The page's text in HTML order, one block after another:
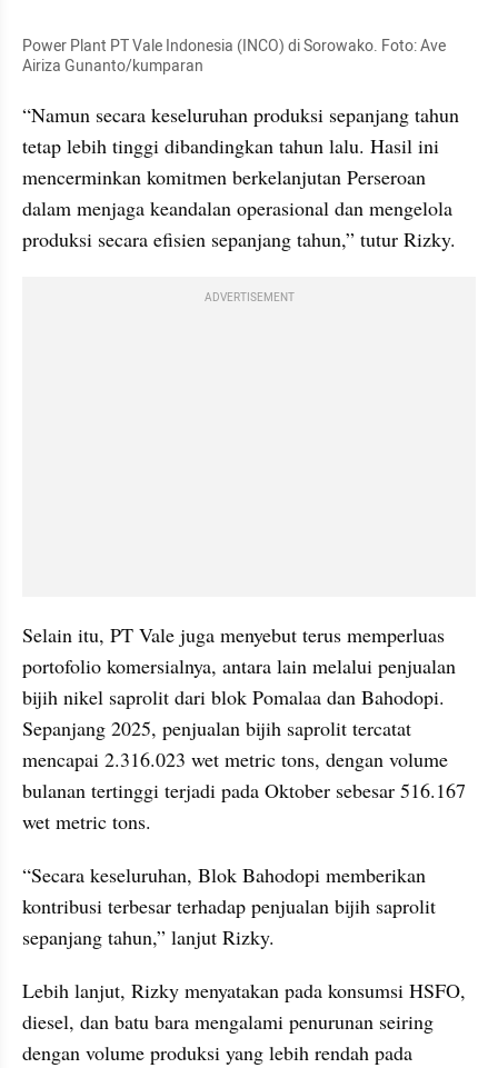
Power Plant PT Vale Indonesia (INCO) di Sorowako. Foto: Ave
Airiza Gunanto/kumparan
“Namun secara keseluruhan produksi sepanjang tahun
tetap lebih tinggi dibandingkan tahun lalu. Hasil ini
mencerminkan komitmen berkelanjutan Perseroan
dalam menjaga keandalan operasional dan mengelola
produksi secara efisien sepanjang tahun,” tutur Rizky.
ADVERTISEMENT
Selain itu, PT Vale juga menyebut terus memperluas
portofolio komersialnya, antara lain melalui penjualan
bijih nikel saprolit dari blok Pomalaa dan Bahodopi.
Sepanjang 2025, penjualan bijih saprolit tercatat
mencapai 2.316.023 wet metric tons, dengan volume
bulanan tertinggi terjadi pada Oktober sebesar 516.167
wet metric tons.
“Secara keseluruhan, Blok Bahodopi memberikan
kontribusi terbesar terhadap penjualan bijih saprolit
sepanjang tahun,” lanjut Rizky.
Lebih lanjut, Rizky menyatakan pada konsumsi HSFO,
diesel, dan batu bara mengalami penurunan seiring
dengan volume produksi yang lebih rendah pada